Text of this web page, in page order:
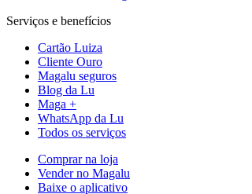
Serviços e benefícios
Cartão Luiza
Cliente Ouro
Magalu seguros
Blog da Lu
Maga +
WhatsApp da Lu
Todos os serviços
Comprar na loja
Vender no Magalu
Baixe o aplicativo